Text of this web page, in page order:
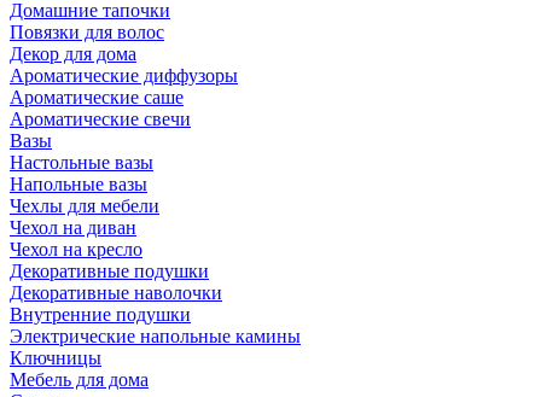
Домашние тапочки
Повязки для волос
Декор для дома
Ароматические диффузоры
Ароматические саше
Ароматические свечи
Вазы
Настольные вазы
Напольные вазы
Чехлы для мебели
Чехол на диван
Чехол на кресло
Декоративные подушки
Декоративные наволочки
Внутренние подушки
Электрические напольные камины
Ключницы
Мебель для дома